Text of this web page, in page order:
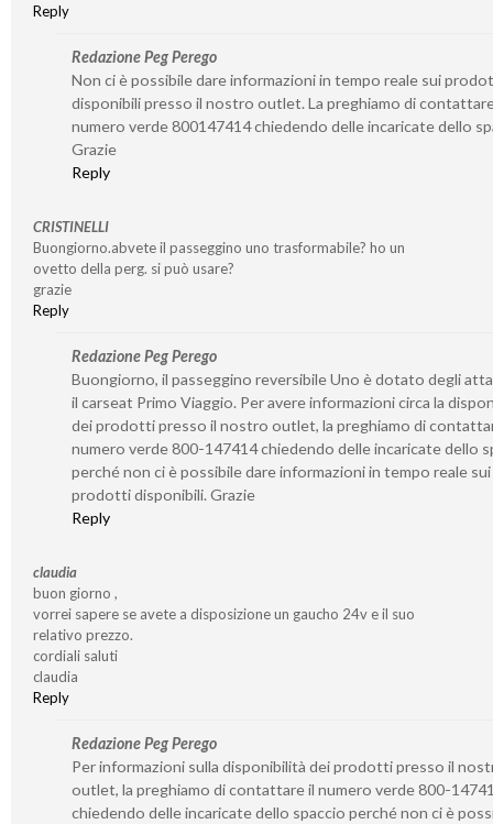
Reply
Redazione Peg Perego
Non ci è possibile dare informazioni in tempo reale sui
disponibili presso il nostro outlet. La preghiamo di
numero verde 800147414 chiedendo delle incaricate dello
Grazie
Reply
CRISTINELLI
Buongiorno.abvete il passeggino uno trasformabile? ho un
ovetto della perg. si può usare?
grazie
Reply
Redazione Peg Perego
Buongiorno, il passeggino reversibile Uno è dotato degli
il carseat Primo Viaggio. Per avere informazioni circa la
dei prodotti presso il nostro outlet, la preghiamo di
numero verde 800-147414 chiedendo delle incaricate dello
perché non ci è possibile dare informazioni in tempo reale sui
prodotti disponibili. Grazie
Reply
claudia
buon giorno ,
vorrei sapere se avete a disposizione un gaucho 24v e il suo
relativo prezzo.
cordiali saluti
claudia
Reply
Redazione Peg Perego
Per informazioni sulla disponibilità dei prodotti presso il
outlet, la preghiamo di contattare il numero verde 800-
chiedendo delle incaricate dello spaccio perché non ci è